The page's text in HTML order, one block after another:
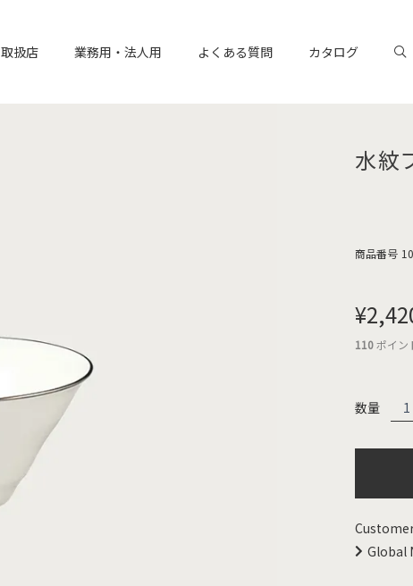
取扱店 業務用・法人用 よくある質問 カタログ
水紋
商品番号
¥
110ポイン
Global